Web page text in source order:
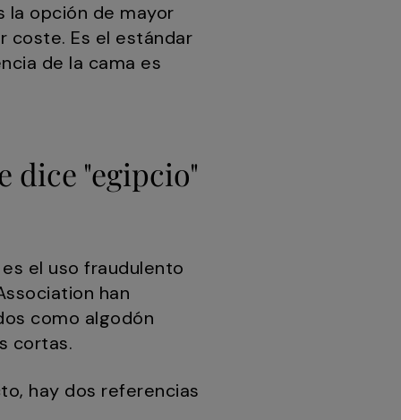
la opción de mayor
coste. Es el estándar
de la cama es
dice "egipcio"
el uso fraudulento
han
como algodón
cortas.
hay dos referencias